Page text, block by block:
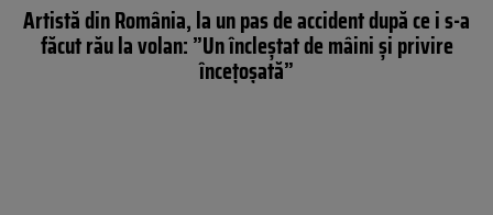
Artistă din România, la un pas de accident după ce i s-a
făcut rău la volan: ”Un încleștat de mâini și privire
încețoșată”